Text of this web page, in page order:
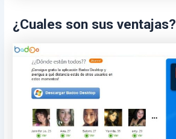
¿Cuales son sus ventajas?